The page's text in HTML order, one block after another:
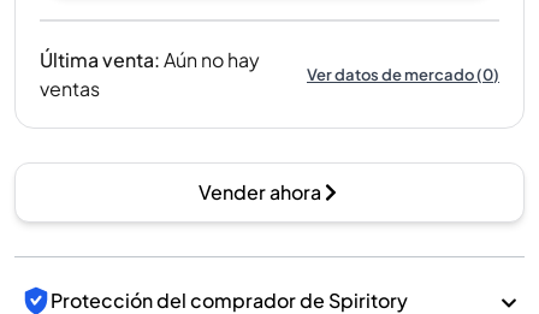
Última venta:Aún no hay
ventas
Ver datos de mercado(0)
Vender ahora
Protección del comprador de Spiritory